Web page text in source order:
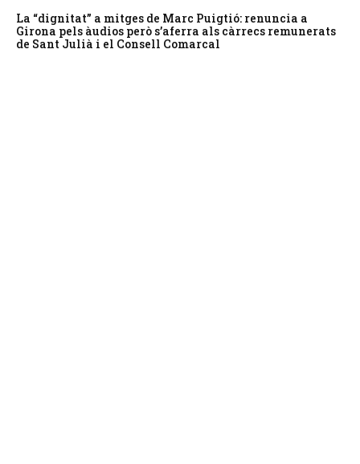
La “dignitat” a mitges de Marc Puigtió: renuncia a
Girona pels àudios però s’aferra als càrrecs remunerats
de Sant Julià i el Consell Comarcal